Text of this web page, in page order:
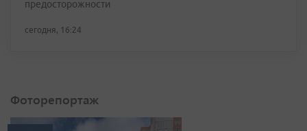
предосторожности
сегодня, 16:24
Фоторепортаж